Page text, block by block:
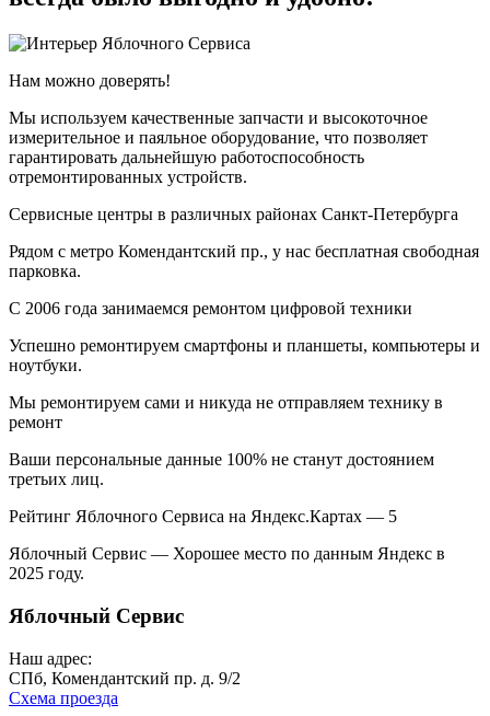
Нам можно доверять!
Мы используем качественные запчасти и высокоточное
измерительное и паяльное оборудование, что позволяет
гарантировать дальнейшую работоспособность
отремонтированных устройств.
Cервисные центры в различных районах Санкт-Петербурга
Рядом с метро Комендантский пр., у нас бесплатная свободная
парковка.
С 2006 года занимаемся ремонтом цифровой техники
Успешно ремонтируем смартфоны и планшеты, компьютеры и
ноутбуки.
Мы ремонтируем сами и никуда не отправляем технику в
ремонт
Ваши персональные данные 100% не станут достоянием
третьих лиц.
Рейтинг Яблочного Сервиса на Яндекс.Картах — 5
Яблочный Сервис — Хорошее место по данным Яндекс в
2025 году.
Яблочный Сервис
Наш адрес:
СПб, Комендантский пр. д. 9/2
Схема проезда